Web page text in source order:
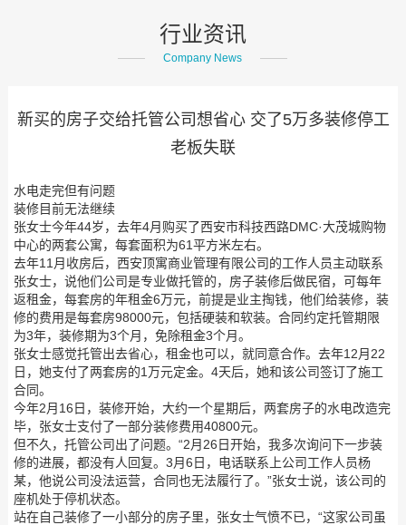
行业资讯
Company News
新买的房子交给托管公司想省心 交了5万多装修停工
老板失联
水电走完但有问题
装修目前无法继续
张女士今年44岁，去年4月购买了西安市科技西路DMC·大茂城购物
中心的两套公寓，每套面积为61平方米左右。
去年11月收房后，西安顶寓商业管理有限公司的工作人员主动联系
张女士，说他们公司是专业做托管的，房子装修后做民宿，可每年
返租金，每套房的年租金6万元，前提是业主掏钱，他们给装修，装
修的费用是每套房98000元，包括硬装和软装。合同约定托管期限
为3年，装修期为3个月，免除租金3个月。
张女士感觉托管出去省心，租金也可以，就同意合作。去年12月22
日，她支付了两套房的1万元定金。4天后，她和该公司签订了施工
合同。
今年2月16日，装修开始，大约一个星期后，两套房子的水电改造完
毕，张女士支付了一部分装修费用40800元。
但不久，托管公司出了问题。“2月26日开始，我多次询问下一步装
修的进展，都没有人回复。3月6日，电话联系上公司工作人员杨
某，他说公司没法运营，合同也无法履行了。”张女士说，该公司的
座机处于停机状态。
站在自己装修了一小部分的房子里，张女士气愤不已，“这家公司虽